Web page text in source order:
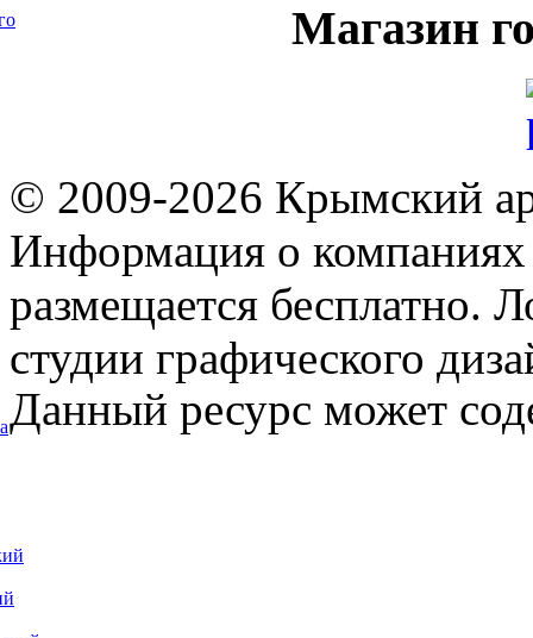
Магазин
© 2009-2026 Крымский
Информация о компаниях
размещается бесплатно.
студии графического
Данный ресурс может